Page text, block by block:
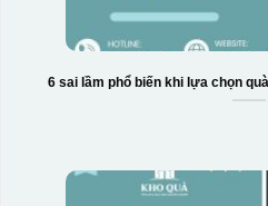
6 sai lầm phổ biến khi lựa chọn